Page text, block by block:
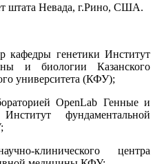
штата Невада, г.Рино, США.
кафедры генетики Институт
и биологии Казанского
университета (КФУ);
OpenLab Генные и
фундаментальной
клинического центра